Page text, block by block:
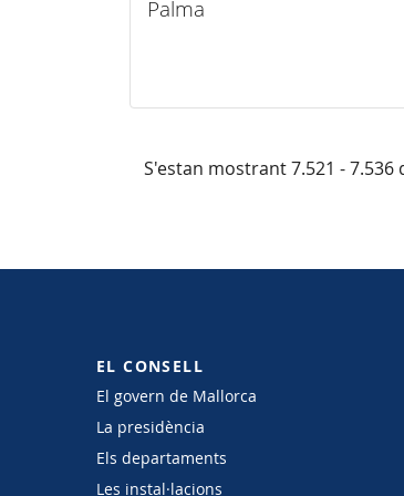
Palma
S'estan mostrant 7.521 - 7.536
EL CONSELL
El govern de Mallorca
La presidència
Els departaments
Les instal·lacions